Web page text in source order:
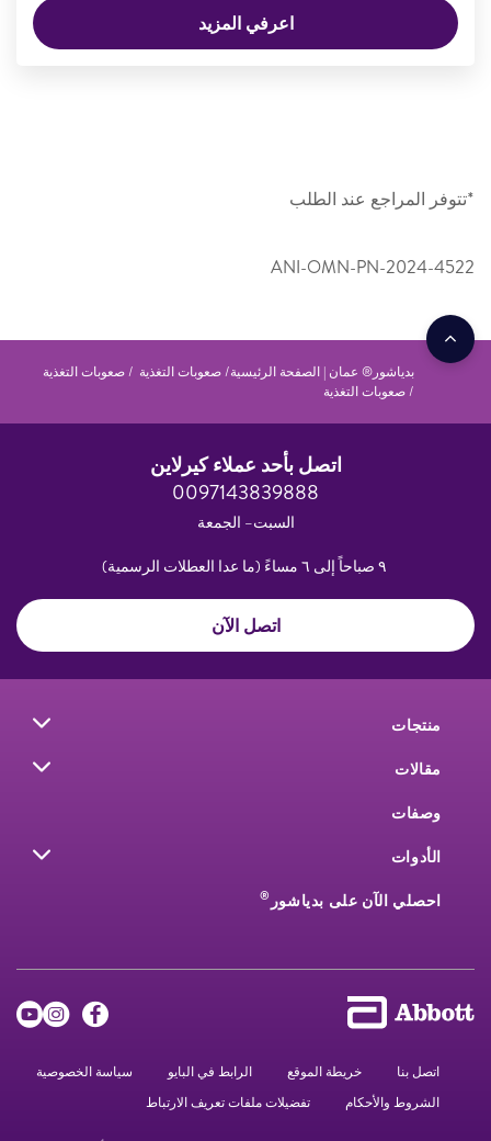
اعرفي المزيد
*تتوفر المراجع عند الطلب
ANI-OMN-PN-2024-4522
بدياشور® عمان | الصفحة الرئيسية صعوبات التغذية
صعوبات التغذية
صعوبات التغذية
اتصل بأحد عملاء كيرلاين
0097143839888
السبت– الجمعة
اتصل الآن
منتجات
مقالات
وصفات
الأدوات
احصلي الآن على بدياشور ®
اتصل بنا خريطة الموقع الرابط في البايو
سياسة الخصوصية
الشروط والأحكام
تفضيلات ملفات تعريف الارتباط